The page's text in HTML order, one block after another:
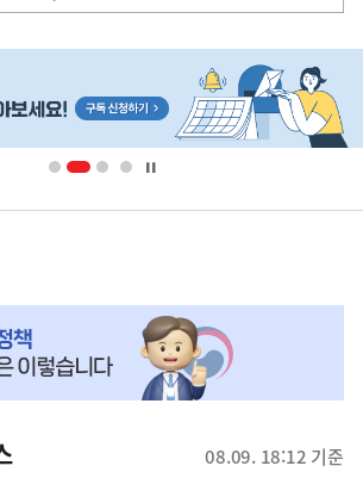
08.09. 18:12 기준